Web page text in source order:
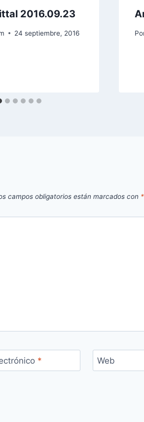
2016.09.23
24 septiembre, 2016
campos obligatorios están marcados con *
* Web